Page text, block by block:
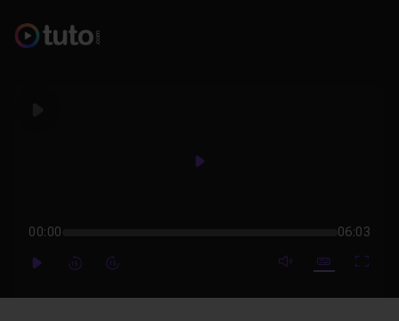
Play
00:00 06:03
ForwardForward mute video
Subtitles